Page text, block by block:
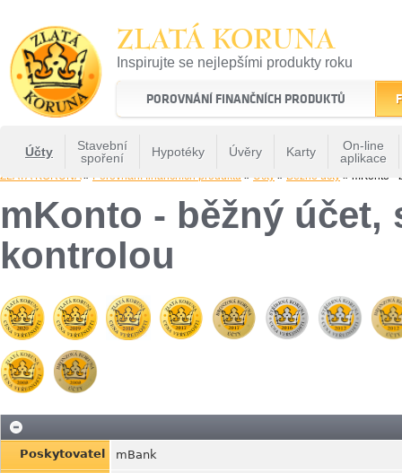
ZLATÁ KORUNA
Inspirujte se nejlepšími produkty roku
22 let tradice a kvality na finančním trhu
POROVNÁNÍ FINANČNÍCH PRODUKTŮ
Účty
Stavební
spoření
Hypotéky Úvěry Karty
On-line
aplikace
ZLATÁ KORUNA» Porovnání finančních produktů » Účty » Běžné účty » mKonto -
mKonto - běžný účet,
kontrolou
Poskytovatel mBank